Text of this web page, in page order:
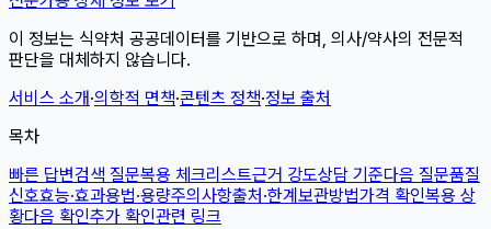
이 정보는 식약처 공공데이터를 기반으로 하며, 의사/약사의 전문적
판단을 대체하지 않습니다.
서비스 소개·의학적 면책·콘텐츠 정책·정보 출처
목차
빠른 답변검색 질문복용 체크리스트근거 강도상담 기준다음 질문품질
신호효능·효과용법·용량주의사항출처·한계 보관방법가격 확인복용 상
황다음 확인추가 확인관련 링크